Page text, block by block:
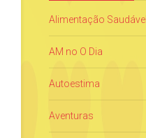
Alimentação Saudável
AM no O Dia
Autoestima
Aventuras